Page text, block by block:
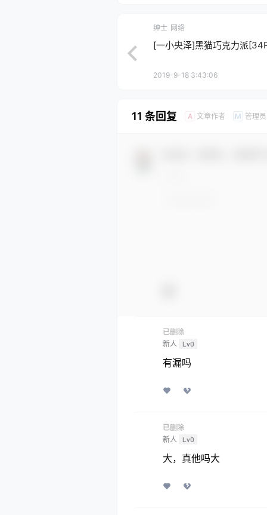
绅士 网络
[一小央泽]黑猫巧克力派
2019-9-18 3:43:06
11 条回复 A 文章作者 M 管理员
已删除
新人 Lv0
有漏吗
已删除
新人 Lv0
大，真他吗大